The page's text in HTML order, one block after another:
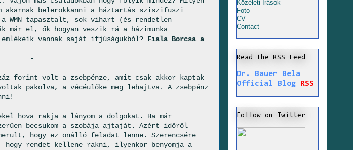
akarnak belerokkanni a háztartás sziszifuszi
a WMN tapasztalt, sok vihart (és rendetlen
el, ők hogyan veszik rá a házimunka
vannak saját ifjúságukból? Fiala Borcsa a
-
forint volt a zsebpénze, amit csak akkor kaptak
pakolva, a vécéülőke meg lehajtva. A zsebpénz
hova rakja a lányom a dolgokat. Ha már
becsukom a szobája ajtaját. Azért időről
hogy ez önálló feladat lenne. Szerencsére
hogy rendet kellene rakni, ilyenkor benyomja a
Közéleti Írások
Foto
CV
Contact
Read the RSS Feed
Dr. Bauer Bela
Official Blog
RSS
Follow on Twitter